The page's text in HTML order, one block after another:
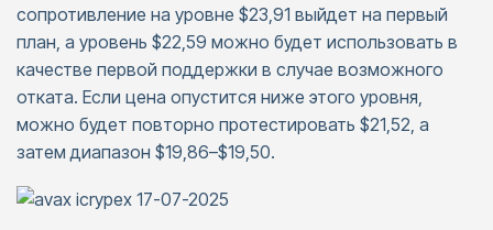
сопротивление на уровне $23,91 выйдет на первый
план, а уровень $22,59 можно будет использовать в
качестве первой поддержки в случае возможного
отката. Если цена опустится ниже этого уровня,
можно будет повторно протестировать $21,52, а
затем диапазон $19,86–$19,50.